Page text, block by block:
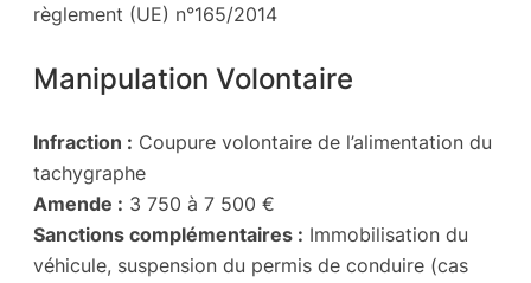
règlement (UE) n°165/2014
Manipulation Volontaire
Infraction : Coupure volontaire de l’alimentation du
tachygraphe
Amende : 3 750 à 7 500 €
Sanctions complémentaires : Immobilisation du
véhicule, suspension du permis de conduire (cas